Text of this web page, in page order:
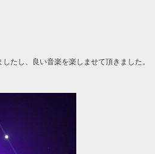
たし、良い音楽を楽しませて頂きました。